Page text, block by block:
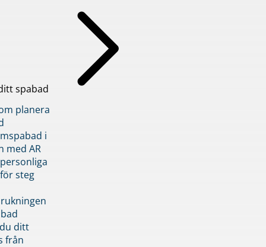
spabad
planera
i
med AR
steg
ditt
från